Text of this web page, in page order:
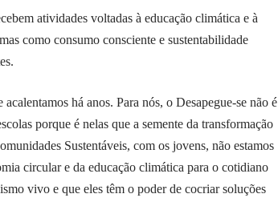
atividades voltadas à educação climática e à
como consumo consciente e sustentabilidade
há anos. Para nós, o Desapegue-se não é
porque é nelas que a semente da transformação
Sustentáveis, com os jovens, não estamos
circular e da educação climática para o cotidiano
vivo e que eles têm o poder de cocriar soluções